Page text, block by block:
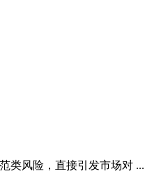
类风险，直接引发市场对 ...